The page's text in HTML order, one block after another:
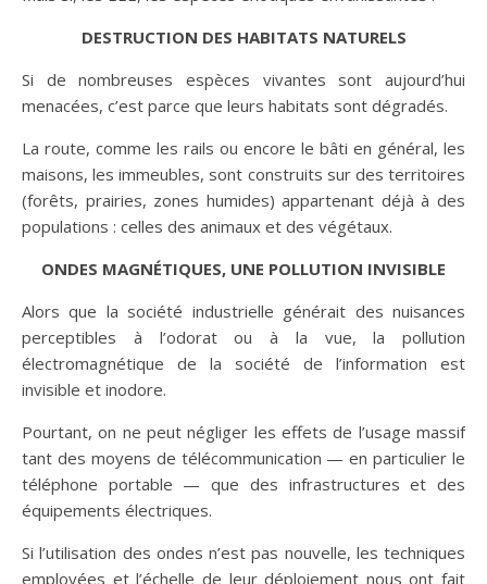
DESTRUCTION DES HABITATS NATURELS
Si de nombreuses espèces vivantes sont aujourd’hui
menacées, c’est parce que leurs habitats sont dégradés.
La route, comme les rails ou encore le bâti en général, les
maisons, les immeubles, sont construits sur des territoires
(forêts, prairies, zones humides) appartenant déjà à des
populations : celles des animaux et des végétaux.
ONDES MAGNÉTIQUES, UNE POLLUTION INVISIBLE
Alors que la société industrielle générait des nuisances
perceptibles à l’odorat ou à la vue, la pollution
électromagnétique de la société de l’information est
invisible et inodore.
Pourtant, on ne peut négliger les effets de l’usage massif
tant des moyens de télécommunication — en particulier le
téléphone portable — que des infrastructures et des
équipements électriques.
Si l’utilisation des ondes n’est pas nouvelle, les techniques
employées et l’échelle de leur déploiement nous ont fait